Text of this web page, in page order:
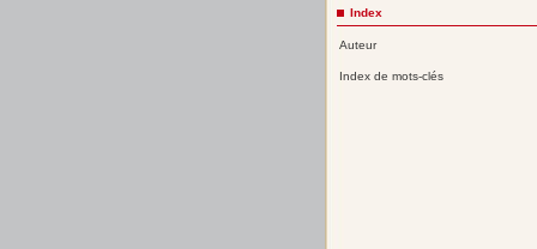
Index
Auteur
Index de mots-clés